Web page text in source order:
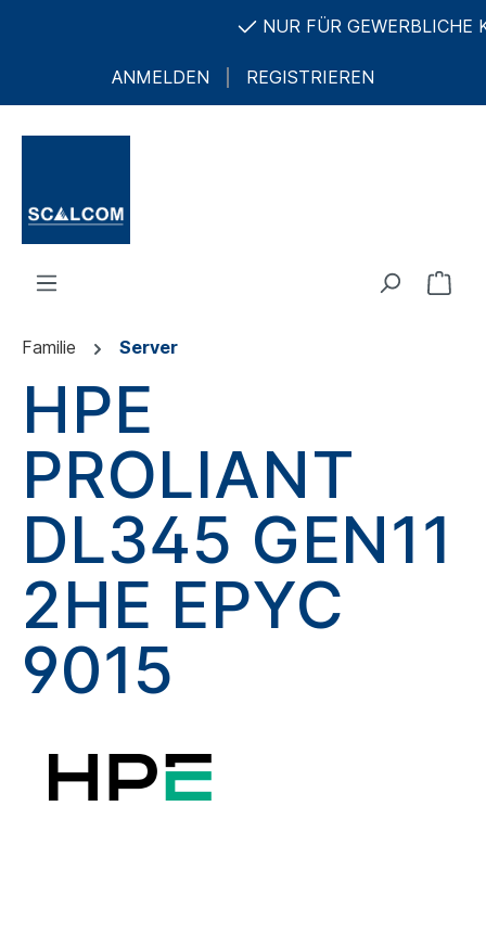
NUR FÜR GEWERBLICHE
ANMELDEN REGISTRIEREN
Familie Server
HPE
PROLIANT
DL345 GEN11
2HE EPYC
9015